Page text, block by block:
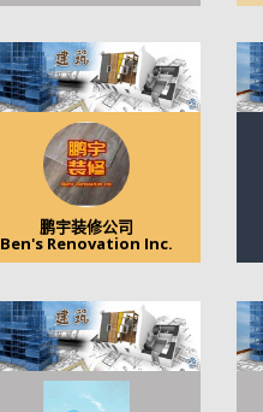
鹏宇装修公司
Ben's Renovation Inc.